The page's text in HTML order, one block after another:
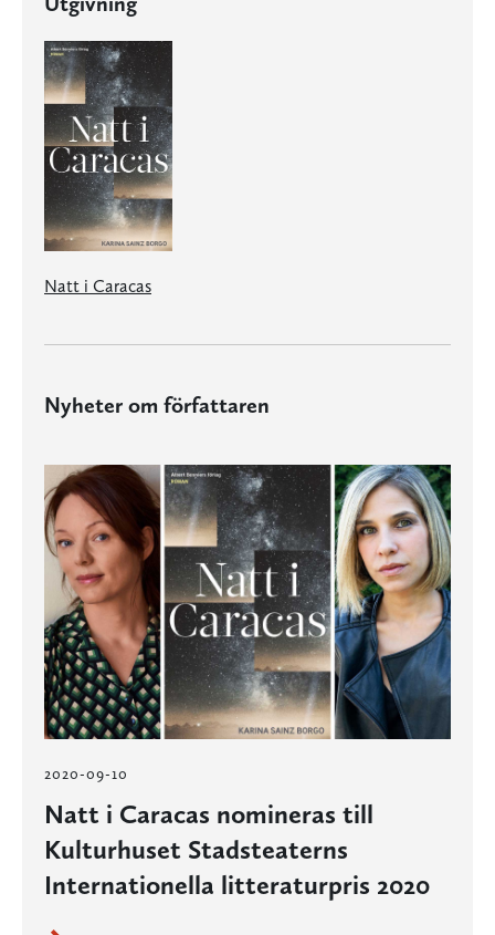
Natt i Caracas
Nyheter om författaren
2020-09-10
Natt i Caracas nomineras till
Kulturhuset Stadsteaterns
Internationella litteraturpris 2020